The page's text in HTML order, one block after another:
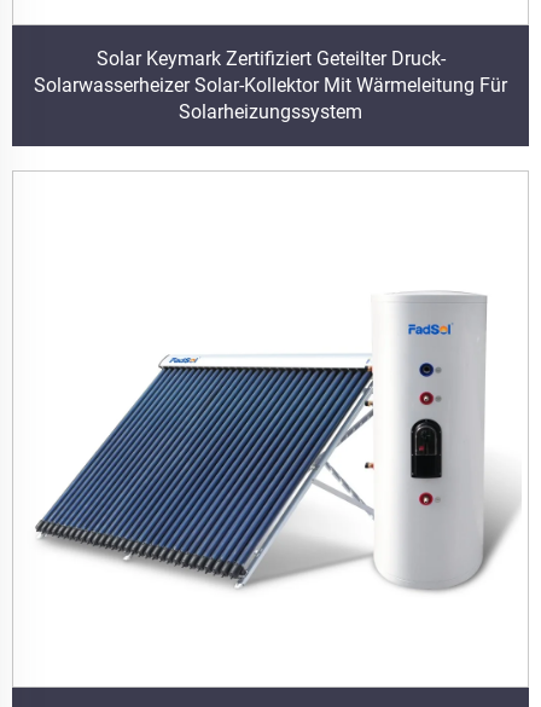
Solar Keymark Zertifiziert Geteilter Druck-
Solarwasserheizer Solar-Kollektor Mit Wärmeleitung Für
Solarheizungssystem